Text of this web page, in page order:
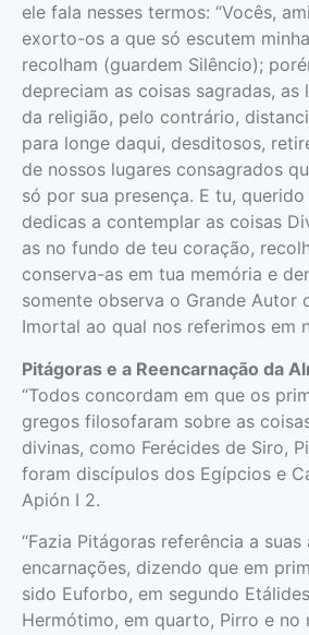
ele fala nesses termos: “Vocês,
exorto-os a que só escutem
recolham (guardem Silêncio);
depreciam as coisas sagradas, as
da religião, pelo contrário,
para longe daqui, desditosos,
de nossos lugares consagrados
só por sua presença. E tu,
dedicas a contemplar as coisas
as no fundo de teu coração,
conserva-as em tua memória e
somente observa o Grande Autor
Imortal ao qual nos referimos em
Pitágoras e a Reencarnação da
“Todos concordam em que os
gregos filosofaram sobre as
divinas, como Ferécides de Siro,
foram discípulos dos Egípcios e
Apión I 2.
“Fazia Pitágoras referência a suas
encarnações, dizendo que em
sido Euforbo, em segundo
Hermótimo, em quarto, Pirro e no